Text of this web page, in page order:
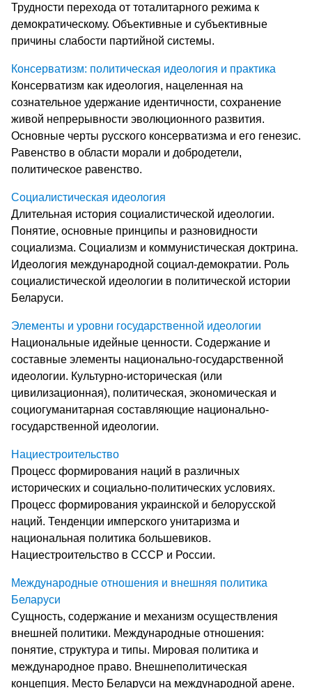
Трудности перехода от тоталитарного режима к
демократическому. Объективные и субъективные
причины слабости партийной системы.
Консерватизм: политическая идеология и практика
Консерватизм как идеология, нацеленная на
сознательное удержание идентичности, сохранение
живой непрерывности эволюционного развития.
Основные черты русского консерватизма и его генезис.
Равенство в области морали и добродетели,
политическое равенство.
Социалистическая идеология
Длительная история социалистической идеологии.
Понятие, основные принципы и разновидности
социализма. Социализм и коммунистическая доктрина.
Идеология международной социал-демократии. Роль
социалистической идеологии в политической истории
Беларуси.
Элементы и уровни государственной идеологии
Национальные идейные ценности. Содержание и
составные элементы национально-государственной
идеологии. Культурно-историческая (или
цивилизационная), политическая, экономическая и
социогуманитарная составляющие национально-
государственной идеологии.
Нациестроительство
Процесс формирования наций в различных
исторических и социально-политических условиях.
Процесс формирования украинской и белорусской
наций. Тенденции имперского унитаризма и
национальная политика большевиков.
Нациестроительство в СССР и России.
Международные отношения и внешняя политика
Беларуси
Сущность, содержание и механизм осуществления
внешней политики. Международные отношения:
понятие, структура и типы. Мировая политика и
международное право. Внешнеполитическая
концепция. Место Беларуси на международной арене.